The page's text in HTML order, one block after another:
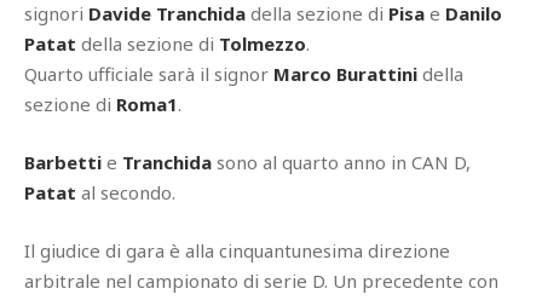
signori Davide Tranchida della sezione di Pisa e Danilo
Patat della sezione di Tolmezzo.
Quarto ufficiale sarà il signor Marco Burattini della
sezione di Roma1.
Barbetti e Tranchida sono al quarto anno in CAN D,
Patat al secondo.
Il giudice di gara è alla cinquantunesima direzione
arbitrale nel campionato di serie D. Un precedente con